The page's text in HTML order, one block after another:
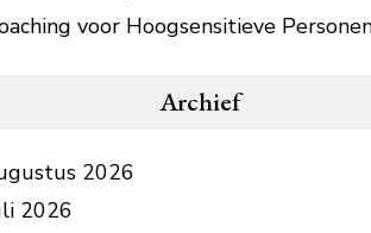
voor Hoogsensitieve
Archief
2026
2026